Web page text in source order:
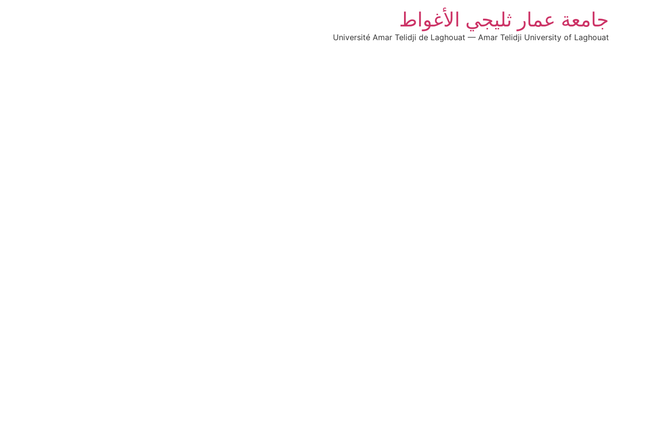
جامعة عمار ثليجي الأغواط
Université Amar Telidji de Laghouat — Amar Telidji University of Laghouat